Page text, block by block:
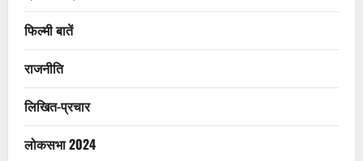
फिल्मी बातें
राजनीति
लिखित-प्रचार
लोकसभा 2024